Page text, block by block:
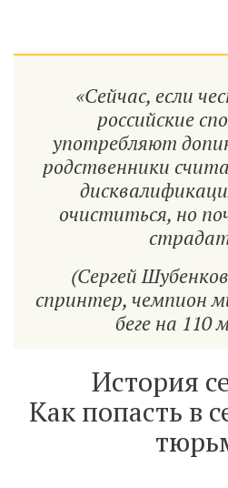
«Сейчас, если
российские
употребляют
родственники
очиститься, но
(Сергей
спринтер, чемпион
беге на 110
История
Как попасть в